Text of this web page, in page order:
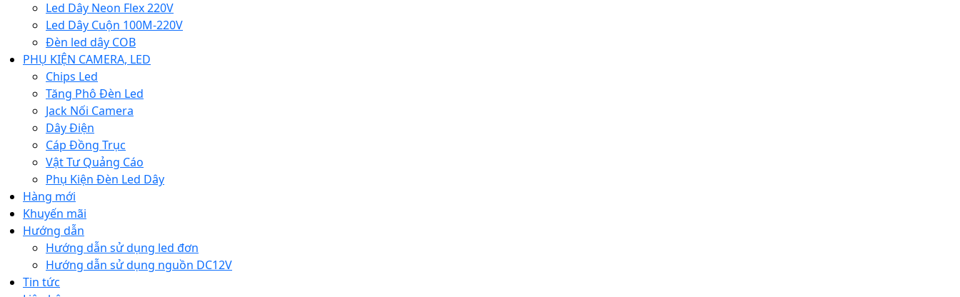
Led Dây Neon Flex 220V
Led Dây Cuộn 100M-220V
Đèn led dây COB
PHỤ KIỆN CAMERA, LED
Chips Led
Tăng Phô Đèn Led
Jack Nối Camera
Dây Điện
Cáp Đồng Trục
Vật Tư Quảng Cáo
Phụ Kiện Đèn Led Dây
Hàng mới
Khuyến mãi
Hướng dẫn
Hướng dẫn sử dụng led đơn
Hướng dẫn sử dụng nguồn DC12V
Tin tức